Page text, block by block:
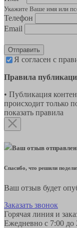
Укажите Ваше имя или
Телефон
Email
Отправить
Я согласен с
Правила
• Публикация
происходит только
показать правила
Ваш отзыв
Спасибо, что решили
Ваш отзыв будет
Заказать звонок
Горячая линия и
Ежедневно с 7:00 до